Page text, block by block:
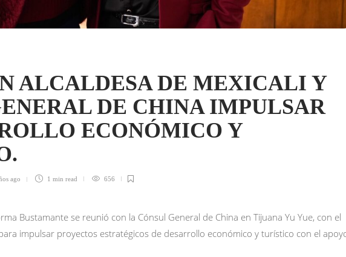
ALCALDESA DE MEXICALI Y
DE CHINA IMPULSAR
ECONÓMICO Y
ago 1 min read 656
Bustamante se reunió con la Cónsul General de China en Tijuana Yu Yue, con el
impulsar proyectos estratégicos de desarrollo económico y turístico con el